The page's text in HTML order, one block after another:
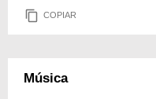
COPIAR
Música